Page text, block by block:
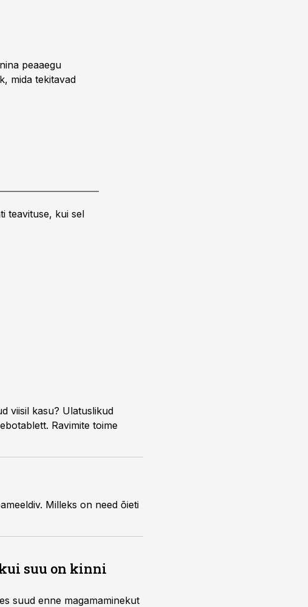
peaaegu
mida tekitavad
teavituse, kui sel
viisil kasu? Ulatuslikud
Ravimite toime
Milleks on need õieti
suu on kinni
suud enne magamaminekut